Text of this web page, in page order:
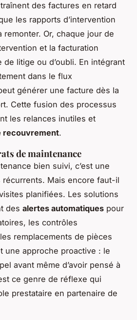
des factures en retard
les rapports d’intervention
remonter. Or, chaque jour de
et la facturation
litige ou d’oubli. En intégrant
dans le flux
générer une facture dès la
Cette fusion des processus
les relances inutiles et
recouvrement.
de maintenance
bien suivi, c’est une
Mais encore faut-il
planifiées. Les solutions
des alertes automatiques pour
les contrôles
remplacements de pièces
une approche proactive : le
avant même d’avoir pensé à
ce genre de réflexe qui
prestataire en partenaire de